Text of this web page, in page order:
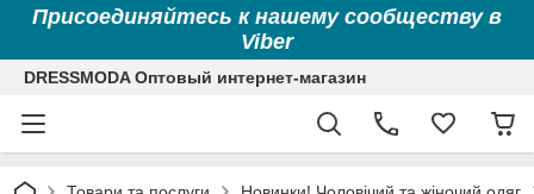
Присоединяйтесь к нашему сообществу в
Viber
DRESSMODA Оптовый интернет-магазин